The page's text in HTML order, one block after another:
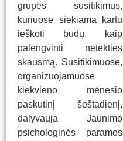
grupės susitikimus,
kuriuose siekiama kartu
ieškoti būdų, kaip
palengvinti netekties
skausmą. Susitikimuose,
organizuojamuose
kiekvieno mėnesio
paskutinį šeštadienį,
dalyvauja Jaunimo
psichologinės paramos